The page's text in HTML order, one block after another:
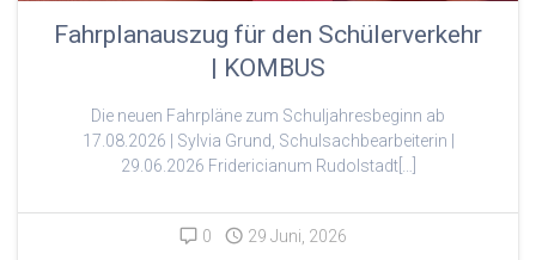
Fahrplanauszug für den Schülerverkehr
| KOMBUS
Die neuen Fahrpläne zum Schuljahresbeginn ab
17.08.2026 | Sylvia Grund, Schulsachbearbeiterin |
29.06.2026 Fridericianum Rudolstadt[…]
0 29 Juni, 2026